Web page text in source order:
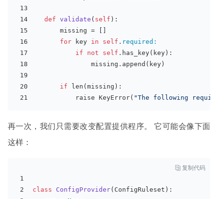
def validate ( self ) :
       missing = []
for key in self . required:
if
not self .has_key(key):
               missing.append(key)
if len(missing):
           raise KeyError(
"The following
再一次，我们只需要改变配置提供程序。 它可能会像下面
这样：
 复制代码
class ConfigProvider( ConfigRuleset ):